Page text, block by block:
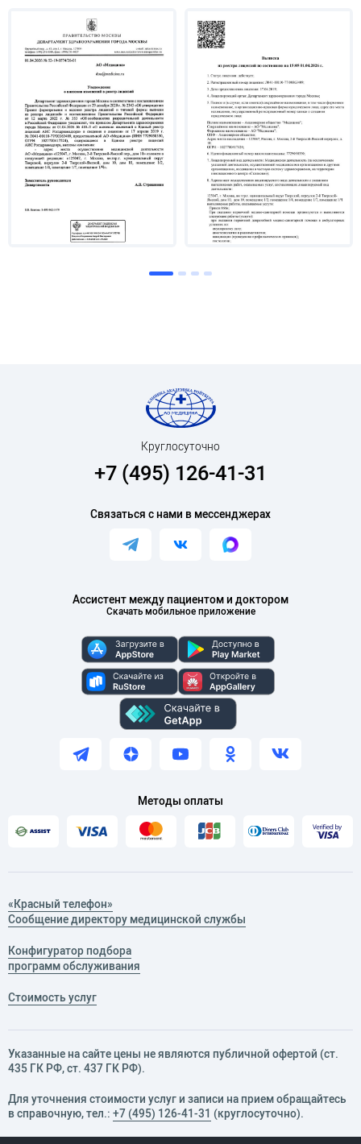
Ассистент между пациентом и доктором
Скачать мобильное приложение
Круглосуточно
+7 (495) 126-41-31
Связаться с нами в мессенджерах
Методы оплаты
«Красный телефон»
Сообщение директору медицинской службы
Конфигуратор подбора
программ обслуживания
Стоимость услуг
Указанные на сайте цены не являются публичной офертой (ст.
435 ГК РФ, cт. 437 ГК РФ).
Для уточнения стоимости услуг и записи на прием обращайтесь
в справочную, тел.: +7 (495) 126-41-31 (круглосуточно).